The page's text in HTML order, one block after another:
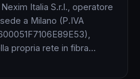
Italia S.r.l., operatore
a Milano (P.IVA
propria rete in fibra…